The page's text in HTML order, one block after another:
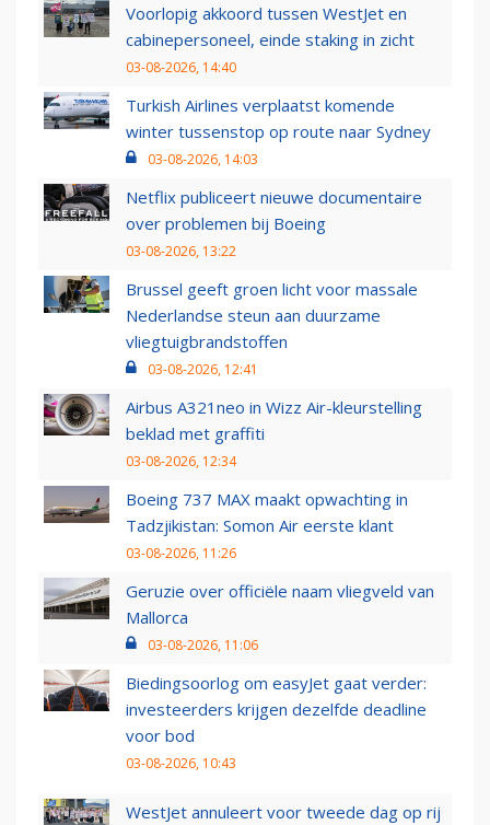
Voorlopig akkoord tussen WestJet en
cabinepersoneel, einde staking in zicht
03-08-2026, 14:40
Turkish Airlines verplaatst komende
winter tussenstop op route naar Sydney
03-08-2026, 14:03
Netflix publiceert nieuwe documentaire
over problemen bij Boeing
03-08-2026, 13:22
Brussel geeft groen licht voor massale
Nederlandse steun aan duurzame
vliegtuigbrandstoffen
03-08-2026, 12:41
Airbus A321neo in Wizz Air-kleurstelling
beklad met graffiti
03-08-2026, 12:34
Boeing 737 MAX maakt opwachting in
Tadzjikistan: Somon Air eerste klant
03-08-2026, 11:26
Geruzie over officiële naam vliegveld van
Mallorca
03-08-2026, 11:06
Biedingsoorlog om easyJet gaat verder:
investeerders krijgen dezelfde deadline
voor bod
03-08-2026, 10:43
WestJet annuleert voor tweede dag op rij